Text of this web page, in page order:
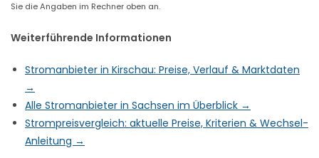
Sie die Angaben im Rechner oben an.
Weiterführende Informationen
Stromanbieter in Kirschau: Preise, Verlauf & Marktdaten
→
Alle Stromanbieter in Sachsen im Überblick →
Strompreisvergleich: aktuelle Preise, Kriterien & Wechsel-
Anleitung →